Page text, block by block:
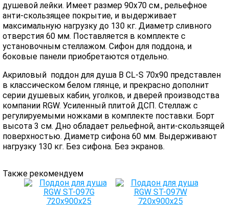
душевой лейки. Имеет размер 90х70 см., рельефное
анти-скользящее покрытие, и выдерживает
максимальную нагрузку до 130 кг. Диаметр сливного
отверстия 60 мм. Поставляется в комплекте с
установочным стеллажом. Сифон для поддона, и
боковые панели приобретаются отдельно.
Акриловый поддон для душа B CL-S 70x90 представлен
в классическом белом глянце, и прекрасно дополнит
серии душевых кабин, уголков, и дверей производства
компании RGW. Усиленный плитой ДСП. Стеллаж с
регулируемыми ножками в комплекте поставки. Борт
высота 3 см. Дно обладает рельефной, анти-скользящей
поверхностью. Диаметр сифона 60 мм. Выдерживают
нагрузку 130 кг. Без сифона. Без экранов.
Также рекомендуем